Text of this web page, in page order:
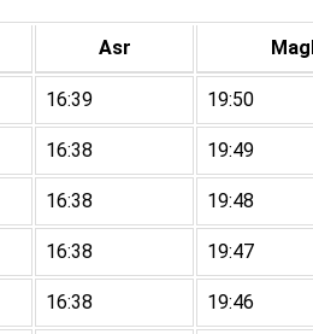
Asr
16:39 19:50
16:38 19:49
16:38 19:48
16:38 19:47
16:38 19:46